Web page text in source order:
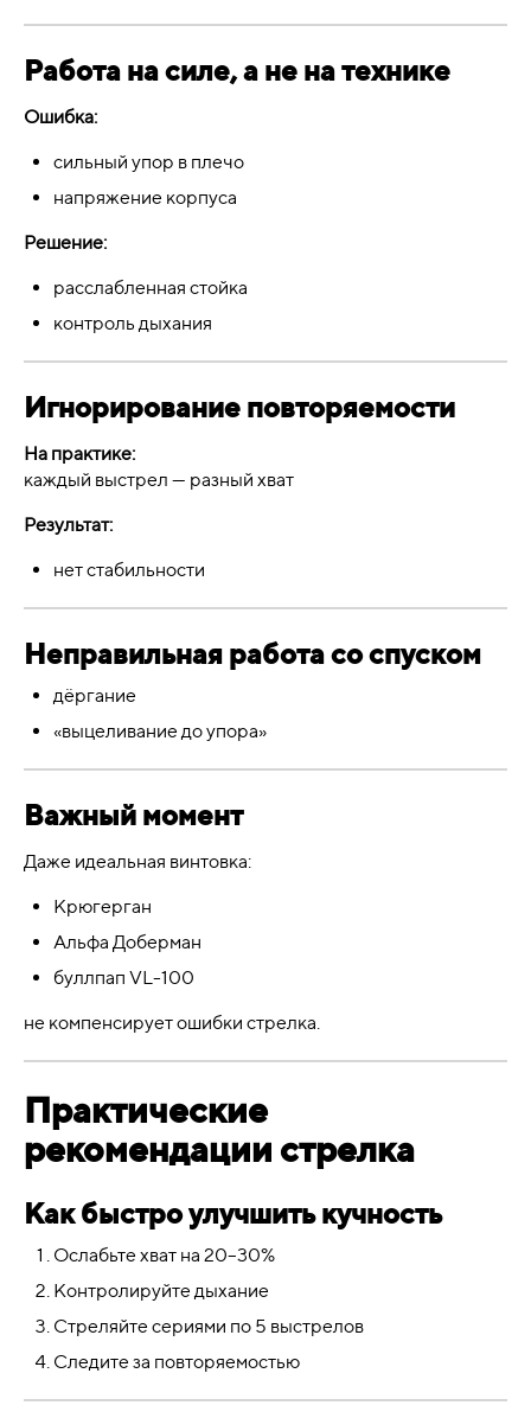
Работа на силе, а не на технике
Ошибка:
сильный упор в плечо
напряжение корпуса
Решение:
расслабленная стойка
контроль дыхания
Игнорирование повторяемости
На практике:
каждый выстрел — разный хват
Результат:
нет стабильности
Неправильная работа со спуском
дёргание
«выцеливание до упора»
Важный момент
Даже идеальная винтовка:
Крюгерган
Альфа Доберман
буллпап VL-100
не компенсирует ошибки стрелка.
Практические
рекомендации стрелка
Как быстро улучшить кучность
Ослабьте хват на 20–30%
Контролируйте дыхание
Стреляйте сериями по 5 выстрелов
Следите за повторяемостью